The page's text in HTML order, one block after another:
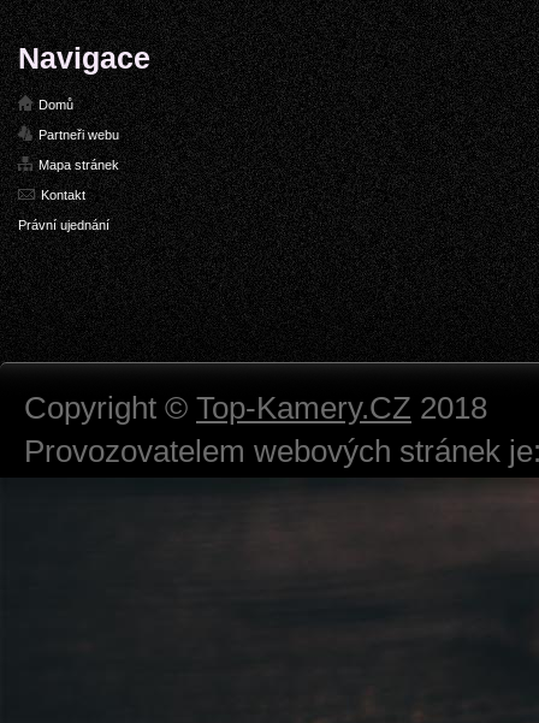
Navigace
Domů
Partneři webu
Mapa stránek
Kontakt
Právní ujednání
Copyright © Top-Kamery.CZ 2018
Provozovatelem webových stránek